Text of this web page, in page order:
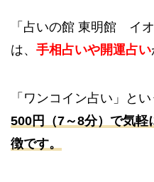
「占いの館 東明館 イ
は、 手相占いや開運占い
「ワンコイン占い」と
500円（7～8分）で気軽
徴です。